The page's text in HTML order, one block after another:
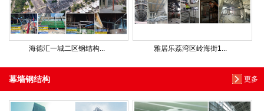
海德汇一城二区钢结构... 雅居乐荔湾区岭海街1...
更多
幕墙钢结构